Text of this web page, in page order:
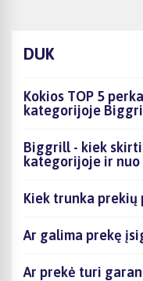
DUK
Kokios TOP 5
kategorijoje
Biggrill - kiek
kategorijoje ir nuo
Kiek trunka prekių
Ar galima prekę
Ar prekė turi